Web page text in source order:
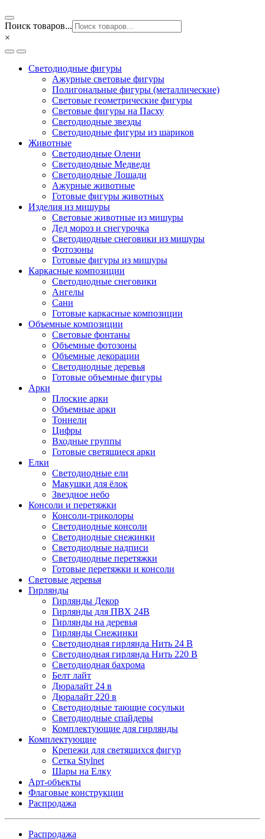
Поиск товаров...
×
Светодиодные фигуры
Ажурные световые фигуры
Полигональные фигуры (металлические)
Световые геометрические фигуры
Световые фигуры на Пасху
Светодиодные звезды
Светодиодные фигуры из шариков
Животные
Светодиодные Олени
Светодиодные Медведи
Светодиодные Лошади
Ажурные животные
Готовые фигуры животных
Изделия из мишуры
Световые животные из мишуры
Дед мороз и снегурочка
Светодиодные снеговики из мишуры
Фотозоны
Готовые фигуры из мишуры
Каркасные композиции
Светодиодные снеговики
Ангелы
Сани
Готовые каркасные композиции
Объемные композиции
Световые фонтаны
Объемные фотозоны
Объемные декорации
Светодиодные деревья
Готовые объемные фигуры
Арки
Плоские арки
Объемные арки
Тоннели
Цифры
Входные группы
Готовые светящиеся арки
Елки
Светодиодные ели
Макушки для ёлок
Звездное небо
Консоли и перетяжки
Консоли-триколоры
Светодиодные консоли
Светодиодные снежинки
Светодиодные надписи
Светодиодные перетяжки
Готовые перетяжки и консоли
Световые деревья
Гирлянды
Гирлянды Декор
Гирлянды для ПВХ 24В
Гирлянды на деревья
Гирлянды Снежинки
Светодиодная гирлянда Нить 24 В
Светодиодная гирлянда Нить 220 В
Светодиодная бахрома
Белт лайт
Дюралайт 24 в
Дюралайт 220 в
Светодиодные тающие сосульки
Светодиодные спайдеры
Комплектующие для гирлянды
Комплектующие
Крепежи для светящихся фигур
Сетка Stylnet
Шары на Елку
Арт-объекты
Флаговые конструкции
Распродажа
Распродажа